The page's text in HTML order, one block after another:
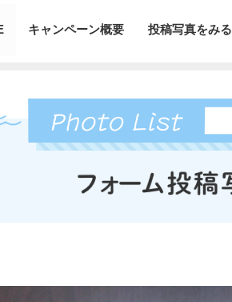
キャンペーン概要 投稿写真をみる